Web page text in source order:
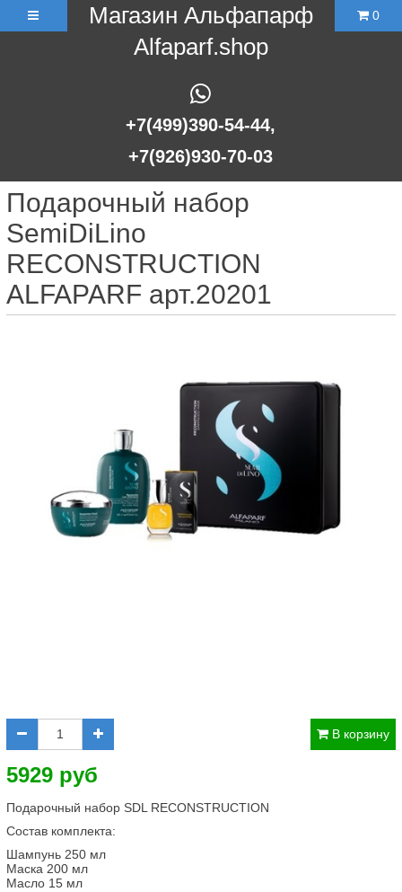
Магазин Альфапарф
Alfaparf.shop
+7(499)390-54-44,
+7(926)930-70-03
0
Подарочный набор
SemiDiLino
RECONSTRUCTION
ALFAPARF арт.20201
В корзину
5929 руб
Подарочный набор SDL RECONSTRUCTION
Состав комплекта:
Шампунь 250 мл
Маска 200 мл
Масло 15 мл